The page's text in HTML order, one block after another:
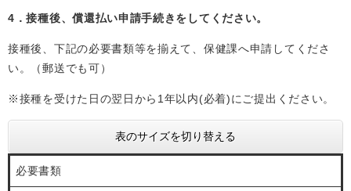
4．接種後、償還払い申請手続きをしてください。
接種後、下記の必要書類等を揃えて、保健課へ申請してくださ
い。（郵送でも可）
※接種を受けた日の翌日から1年以内(必着)にご提出ください。
表のサイズを切り替える
必要書類